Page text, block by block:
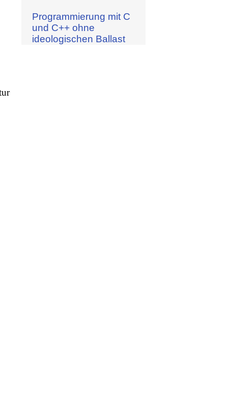
Programmierung mit C
und C++ ohne
ideologischen Ballast